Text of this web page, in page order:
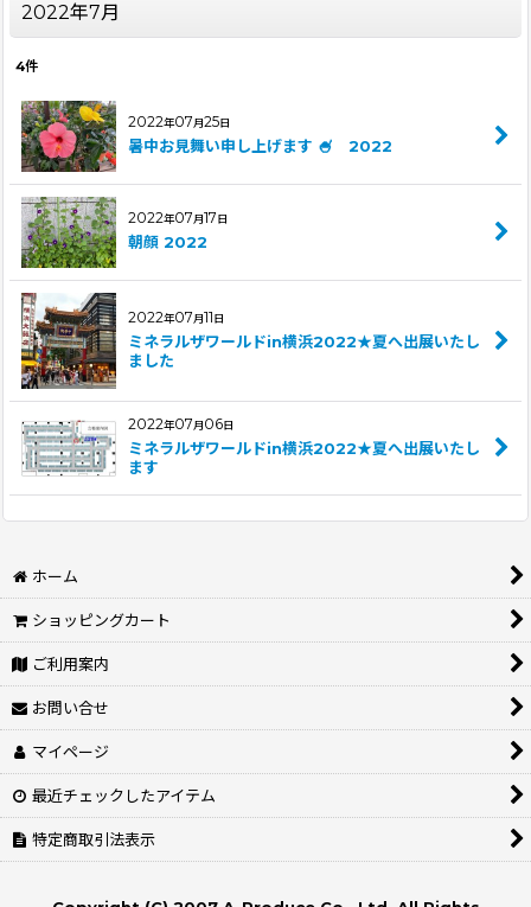
2022年7月
4件
2022年07月25日
暑中お見舞い申し上げます 🍧 2022
2022年07月17日
朝顔 2022
2022年07月11日
ミネラルザワールドin横浜2022★夏へ出展いたし
ました
2022年07月06日
ミネラルザワールドin横浜2022★夏へ出展いたし
ます
ホーム
ショッピングカート
ご利用案内
お問い合せ
マイページ
最近チェックしたアイテム
特定商取引法表示